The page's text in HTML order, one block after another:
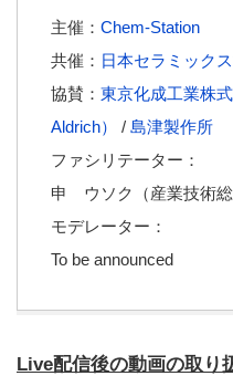
主催： Chem-Station
共催： 日本セラミック
協賛： 東京化成工業株
Aldrich）
/ 島津製作所
ファシリテーター：
申 ウソク（産業技術総
モデレーター：
To be announced
Live配信後の動画の取り